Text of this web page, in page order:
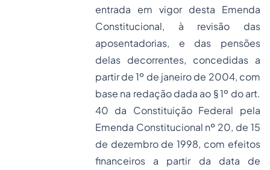
entrada em vigor desta Emenda
Constitucional, à revisão das
aposentadorias, e das pensões
delas decorrentes, concedidas a
partir de 1º de janeiro de 2004, com
base na redação dada ao § 1º do art.
40 da Constituição Federal pela
Emenda Constitucional nº 20, de 15
de dezembro de 1998, com efeitos
financeiros a partir da data de